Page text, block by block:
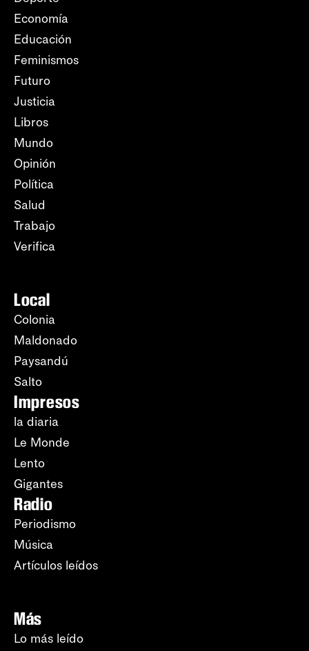
Economía
Educación
Feminismos
Futuro
Justicia
Libros
Mundo
Opinión
Política
Salud
Trabajo
Verifica
Local
Colonia
Maldonado
Paysandú
Salto
Impresos
la diaria
Le Monde
Lento
Gigantes
Radio
Periodismo
Música
Artículos leídos
Más
Lo más leído